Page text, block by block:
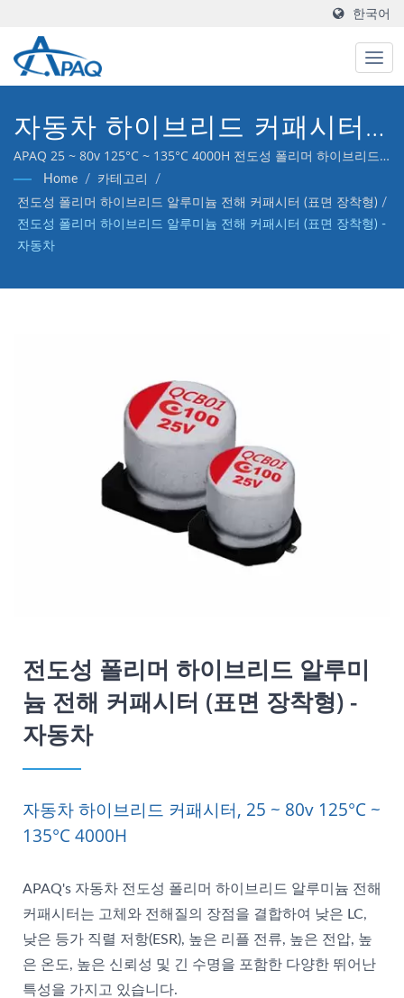
한국어
자동차 하이브리드 커패시터,
25 ~ 80v 125°C ~ 135°C
4000H
APAQ 25 ~ 80v 125°C ~ 135°C 4000H 전도성 폴리머 하이브리드
알루미늄 전해 커패시터 - 자동차
Home / 카테고리
/
전도성 폴리머 하이브리드 알루미늄 전해 커패시터 (표면 장착형) /
전도성 폴리머 하이브리드 알루미늄 전해 커패시터 (표면 장착형) -
자동차
전도성 폴리머 하이브리드 알루미
늄 전해 커패시터 (표면 장착형) -
자동차
자동차 하이브리드 커패시터, 25 ~ 80v 125°C ~
135°C 4000H
APAQ's 자동차 전도성 폴리머 하이브리드 알루미늄 전해
커패시터는 고체와 전해질의 장점을 결합하여 낮은 LC,
낮은 등가 직렬 저항(ESR), 높은 리플 전류, 높은 전압, 높
은 온도, 높은 신뢰성 및 긴 수명을 포함한 다양한 뛰어난
특성을 가지고 있습니다.